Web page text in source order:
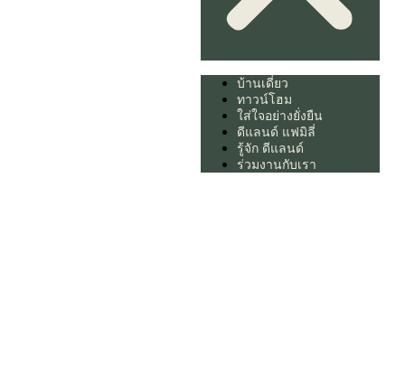
บ้านเดี่ยว
ทาวน์โฮม
ใส่ใจอย่างยั่งยืน
ดีแลนด์ แฟมิลี่
รู้จัก ดีแลนด์
ร่วมงานกับเรา